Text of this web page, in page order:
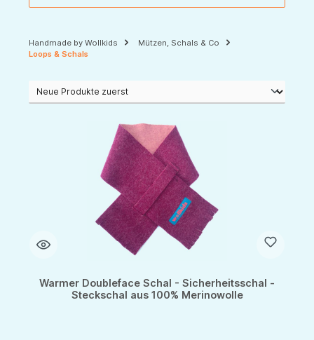
Handmade by Wollkids
Mützen, Schals & Co
Loops & Schals
Warmer Doubleface Schal - Sicherheitsschal -
Steckschal aus 100% Merinowolle